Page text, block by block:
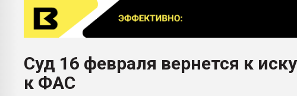
28.07.2026 Автоматизация выходит на
первый план в переработке
пластмасс
ситуацией на строительном рынке
Всё, что касается выдува ПЭТ
бутылок
Суд 16 февраля вернется к
к ФАС